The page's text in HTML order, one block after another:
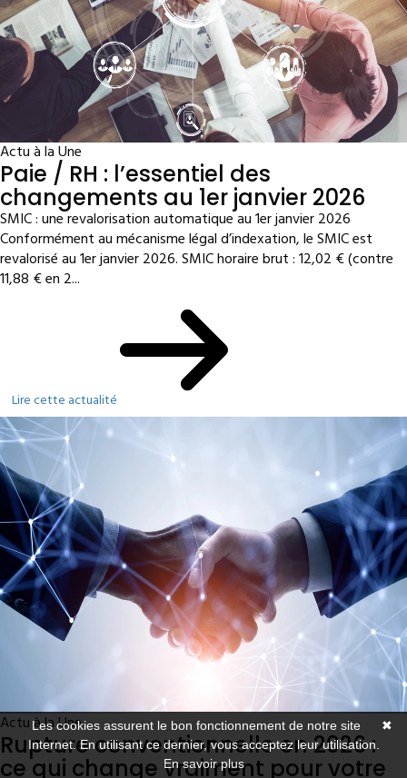
Actu à la Une
Paie / RH : l’essentiel des
changements au 1er janvier 2026
SMIC : une revalorisation automatique au 1er janvier 2026
Conformément au mécanisme légal d’indexation, le SMIC est
revalorisé au 1er janvier 2026. SMIC horaire brut : 12,02 € (contre
11,88 € en 2...
Lire cette actualité
Actu à la Une
Rupture conventionnelle en 2026 :
ce qui change vraiment pour votre
✖
Les cookies assurent le bon fonctionnement de notre site
Internet. En utilisant ce dernier, vous acceptez leur utilisation.
En savoir plus